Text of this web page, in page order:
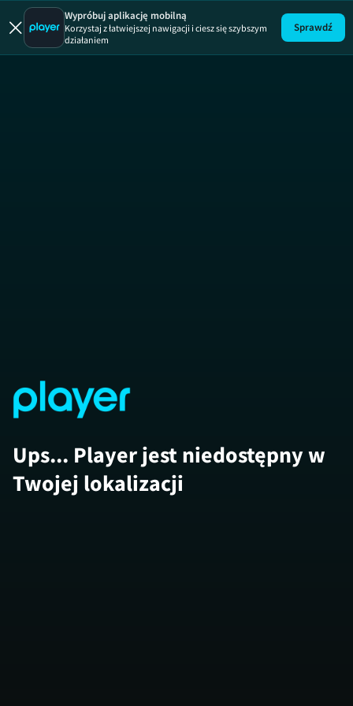
Wypróbuj aplikację mobilną
Korzystaj z łatwiejszej nawigacji i ciesz się szybszym
działaniem
Sprawdź
Ups... Player jest niedostępny w
Twojej lokalizacji